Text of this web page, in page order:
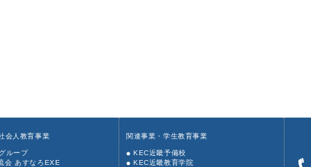
会人教育事業
ループ
会 あすなろEXE
関連事業・学生教育事業
KEC近畿予備校
KEC近畿教育学院